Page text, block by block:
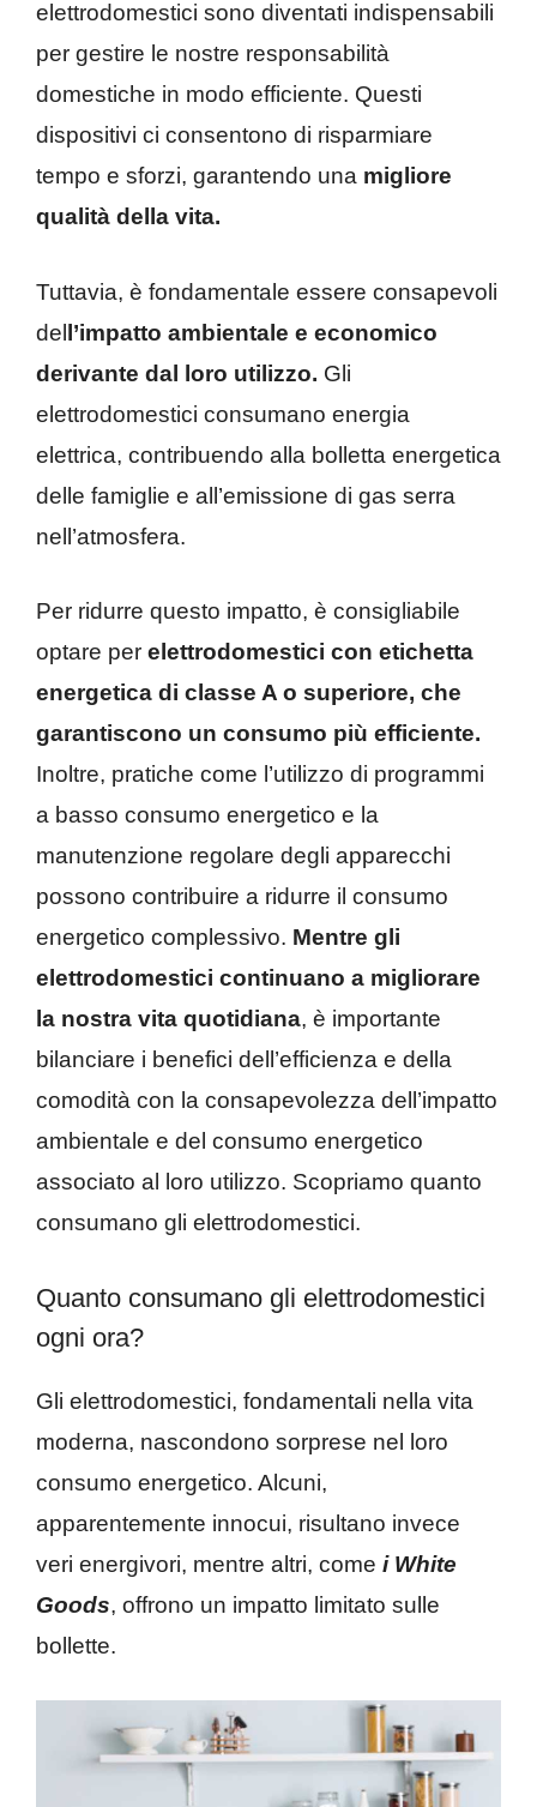
elettrodomestici sono diventati indispensabili
per gestire le nostre responsabilità
domestiche in modo efficiente. Questi
dispositivi ci consentono di risparmiare
tempo e sforzi, garantendo una migliore
qualità della vita.
Tuttavia, è fondamentale essere consapevoli
dell’impatto ambientale e economico
derivante dal loro utilizzo. Gli
elettrodomestici consumano energia
elettrica, contribuendo alla bolletta energetica
delle famiglie e all’emissione di gas serra
nell’atmosfera.
Per ridurre questo impatto, è consigliabile
optare per elettrodomestici con etichetta
energetica di classe A o superiore, che
garantiscono un consumo più efficiente.
Inoltre, pratiche come l’utilizzo di programmi
a basso consumo energetico e la
manutenzione regolare degli apparecchi
possono contribuire a ridurre il consumo
energetico complessivo. Mentre gli
elettrodomestici continuano a migliorare
la nostra vita quotidiana, è importante
bilanciare i benefici dell’efficienza e della
comodità con la consapevolezza dell’impatto
ambientale e del consumo energetico
associato al loro utilizzo. Scopriamo quanto
consumano gli elettrodomestici.
Quanto consumano gli elettrodomestici
ogni ora?
Gli elettrodomestici, fondamentali nella vita
moderna, nascondono sorprese nel loro
consumo energetico. Alcuni,
apparentemente innocui, risultano invece
veri energivori, mentre altri, come i White
Goods, offrono un impatto limitato sulle
bollette.